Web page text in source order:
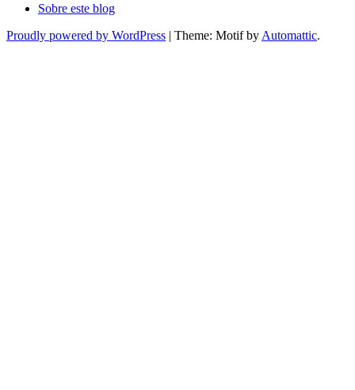
Sobre este blog
Proudly powered by WordPress | Theme: Motif by Automattic.